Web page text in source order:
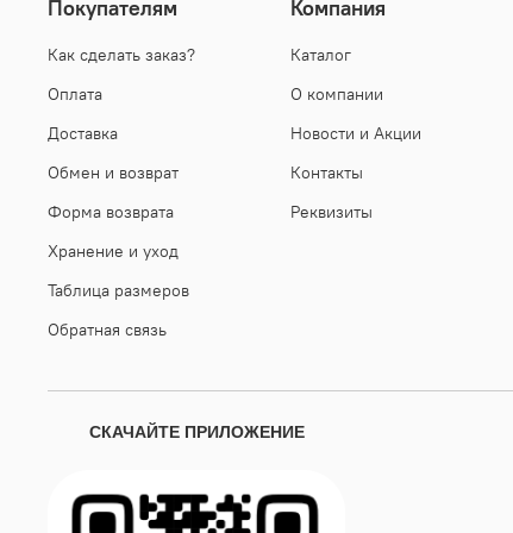
Покупателям
Как сделать заказ?
Оплата
Доставка
Обмен и возврат
Форма возврата
Хранение и уход
Таблица размеров
Обратная связь
Компания
Каталог
О компании
Новости и Акции
Контакты
Реквизиты
СКАЧАЙТЕ ПРИЛОЖЕНИЕ